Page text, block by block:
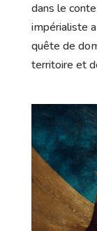
dans le
impérialiste
quête de
territoire et